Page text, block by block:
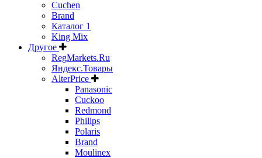
Cuchen
Brand
Каталог 1
King Mix
Другое
RegMarkets.Ru
Яндекс.Товары
AlterPrice
Panasonic
Cuckoo
Redmond
Philips
Polaris
Brand
Moulinex